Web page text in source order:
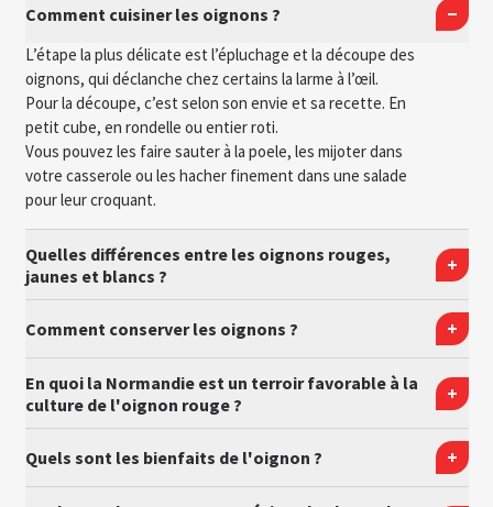
Comment cuisiner les oignons ?
L’étape la plus délicate est l’épluchage et la découpe des
oignons, qui déclanche chez certains la larme à l’œil.
Pour la découpe, c’est selon son envie et sa recette. En
petit cube, en rondelle ou entier roti.
Vous pouvez les faire sauter à la poele, les mijoter dans
votre casserole ou les hacher finement dans une salade
pour leur croquant.
Quelles différences entre les oignons rouges,
jaunes et blancs ?
Comment conserver les oignons ?
En quoi la Normandie est un terroir favorable à la
culture de l'oignon rouge ?
Quels sont les bienfaits de l'oignon ?